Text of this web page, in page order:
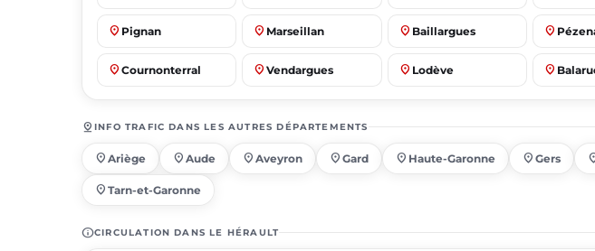
place Pignan place Marseillan place Baillargues place
place Cournonterral placeVendargues place Lodève place
pin_drop INFO TRAFIC DANS LES AUTRES DÉPARTEMENTS
place Ariège place Aude place Aveyron place Gard place Haute-Garonne place Gers
place Tarn-et-Garonne
infoCIRCULATION DANS LE HÉRAULT